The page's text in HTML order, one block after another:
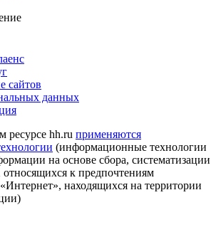
сайтов
данных
hh.ru применяются
(информационные технологии
на основе сбора, систематизации
относящихся к предпочтениям
находящихся на территории